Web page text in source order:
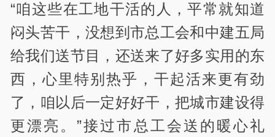
“咱这些在工地干活的人，平常就知道
闷头苦干，没想到市总工会和中建五局
给我们送节目，还送来了好多实用的东
西，心里特别热乎，干起活来更有劲
了，咱以后一定好好干，把城市建设得
更漂亮。”接过市总工会送的暖心礼